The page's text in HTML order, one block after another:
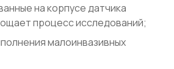
на корпусе датчика
процесс исследований;
малоинвазивных